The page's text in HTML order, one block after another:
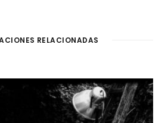
RELACIONADAS